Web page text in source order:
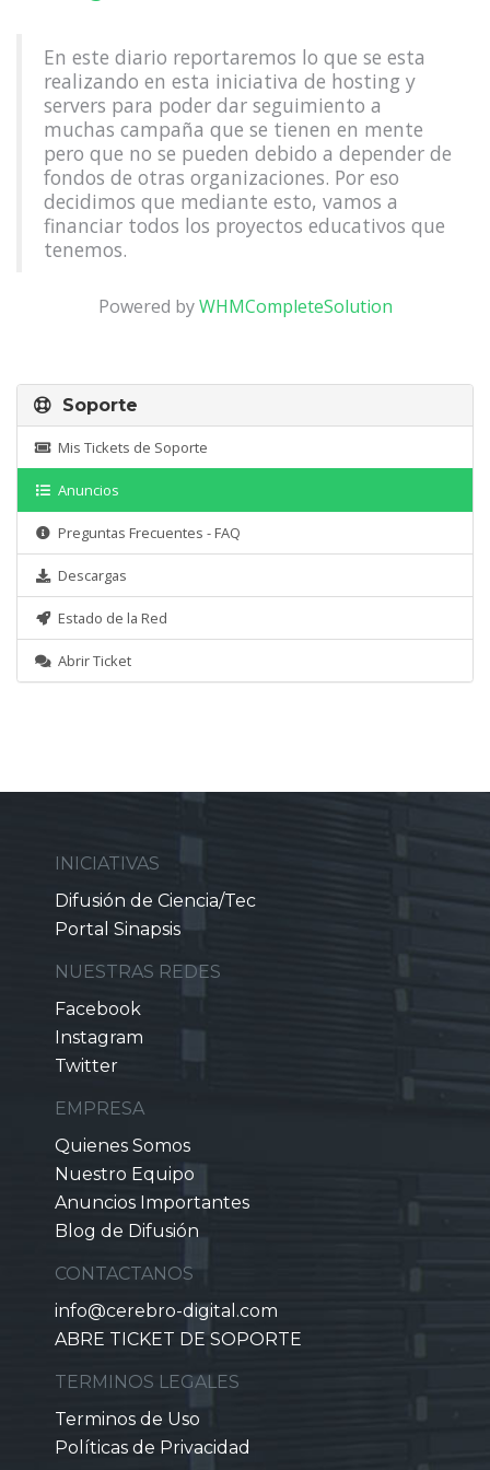
En este diario reportaremos lo que se esta
realizando en esta iniciativa de hosting y
servers para poder dar seguimiento a
muchas campaña que se tienen en mente
pero que no se pueden debido a depender de
fondos de otras organizaciones. Por eso
decidimos que mediante esto, vamos a
financiar todos los proyectos educativos que
tenemos.
Powered byWHMCompleteSolution
Soporte
Mis Tickets de Soporte
Anuncios
Preguntas Frecuentes - FAQ
Descargas
Estado de la Red
Abrir Ticket
INICIATIVAS
Difusión de Ciencia/Tec
Portal Sinapsis
NUESTRAS REDES
Facebook
Instagram
Twitter
EMPRESA
Quienes Somos
Nuestro Equipo
Anuncios Importantes
Blog de Difusión
CONTACTANOS
info@cerebro-digital.com
ABRE TICKET DE SOPORTE
TERMINOS LEGALES
Terminos de Uso
Políticas de Privacidad